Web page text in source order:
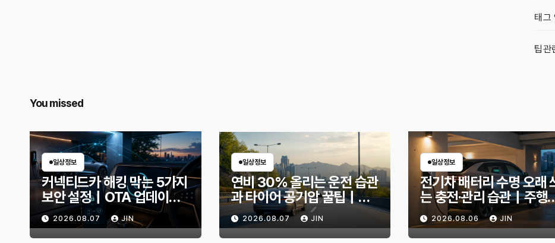
태그
팁관
You missed
일상정보
커넥티드카 해킹 막는 5가지
보안 설정｜OTA 업데이트
부터 디지털 키까지, 지금 확
인할 것은?
2026.08.07 JIN
일상정보
연비 30% 올리는 운전 습관
과 타이어 공기압 꿀팁｜주
유비가 달라지는 핵심은?
2026.08.07 JIN
일상정보
전기차 배터리 수명 오래
는 충전·관리 습관｜주행
리 불안 줄이는 현실적인
법2026.08.06 JIN